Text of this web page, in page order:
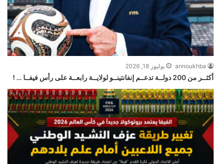
annoukhba يوليوز 18, 2026
أكثــر من 200 دولــة تدعــم إنفانتينــو لولايــة رابعــة على رأس فيفــا … !